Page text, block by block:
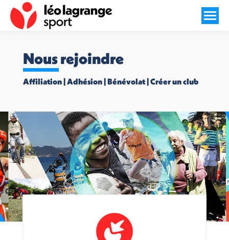
Nous rejoindre
Affiliation | Adhésion | Bénévolat | Créer un club